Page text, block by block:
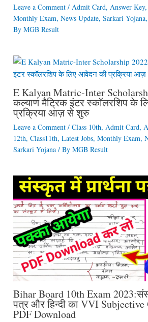
Leave a Comment / Admit Card, Answer Key,
Monthly Exam, News Update, Sarkari Yojana,
By MGB Result
E Kalyan Matric-Inter
कल्याण मैट्रिक इंटर स्कॉलरशिप के
प्रक्रिया आज़ से शुरु
Leave a Comment / Class 10th, Admit Card,
12th, Class11th, Latest Jobs, Monthly Exam,
Sarkari Yojana/ By MGB Result
Bihar Board 10th Exam
पत्र और हिन्दी का VVI Subjective
PDF Download